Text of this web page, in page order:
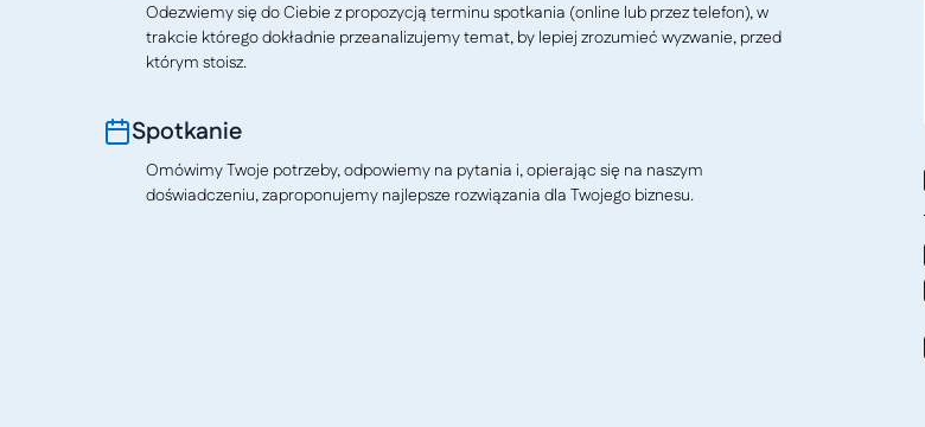
Odezwiemy się do Ciebie z propozycją terminu spotkania (online lub przez telefon), w
trakcie którego dokładnie przeanalizujemy temat, by lepiej zrozumieć wyzwanie, przed
którym stoisz.
Spotkanie
Omówimy Twoje potrzeby, odpowiemy na pytania i, opierając się na naszym
doświadczeniu, zaproponujemy najlepsze rozwiązania dla Twojego biznesu.